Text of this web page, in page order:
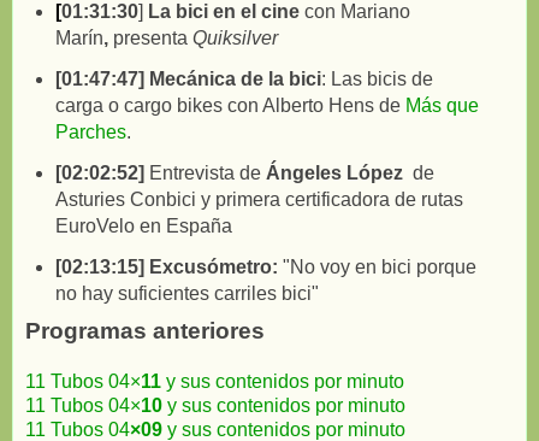
[01:31:30] La bici en el cine con Mariano
Marín,presenta Quiksilver
[01:47:47] Mecánica de la bici: Las bicis de
carga o cargo bikes con Alberto Hens de Más que
Parches.
[02:02:52] Entrevista deÁngeles López de
Asturies Conbici y primera certificadora de rutas
EuroVelo en España
[02:13:15] Excusómetro: "No voy en bici porque
no hay suficientes carriles bici"
Programas anteriores
11 Tubos 04×11 y sus contenidos por minuto
11 Tubos 04×10 y sus contenidos por minuto
11 Tubos 04×09 y sus contenidos por minuto